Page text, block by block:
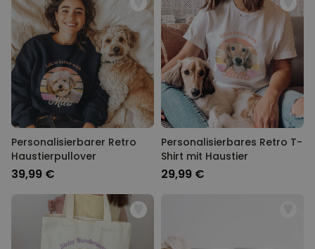
Personalisierbarer Retro
Haustierpullover
39,99 €
Personalisierbares Retro T-
Shirt mit Haustier
29,99 €